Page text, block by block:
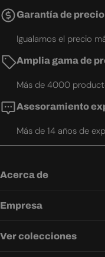
Garantía de precio
Igualamos el precio
Amplia gama de
Más de 4000
Asesoramiento
Más de 14 años de
Acerca de
Empresa
Ver colecciones